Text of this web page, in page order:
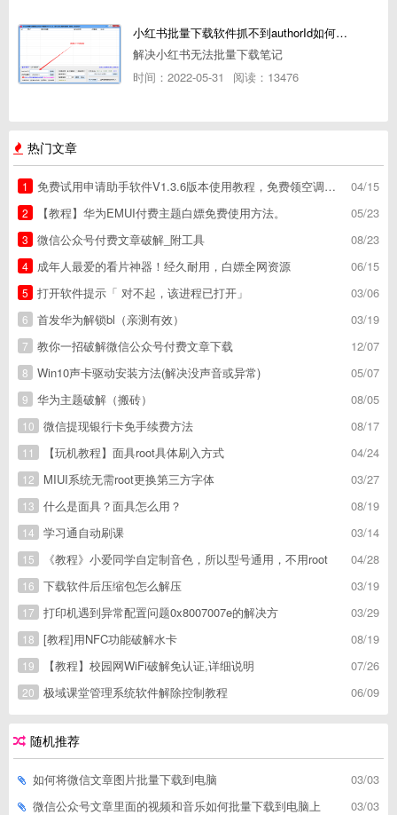
小红书批量下载软件抓不到authorId如何解决
解决小红书无法批量下载笔记
时间：2022-05-31
阅读：13476
热门文章
04/15
1
免费试用申请助手软件V1.3.6版本使用教程，免费领空调冰箱，附下载地址
05/23
2
【教程】华为EMUI付费主题白嫖免费使用方法。
08/23
3
微信公众号付费文章破解_附工具
06/15
4
成年人最爱的看片神器！经久耐用，白嫖全网资源
03/06
5
打开软件提示「 对不起，该进程已打开」
03/19
6
首发华为解锁bl（亲测有效）
12/07
7
教你一招破解微信公众号付费文章下载
05/07
8
Win10声卡驱动安装方法(解决没声音或异常)
08/05
9
华为主题破解（搬砖）
08/17
10
微信提现银行卡免手续费方法
04/24
11
【玩机教程】面具root具体刷入方式
03/27
12
MIUI系统无需root更换第三方字体
08/19
13
什么是面具？面具怎么用？
03/14
14
学习通自动刷课
04/28
15
《教程》小爱同学自定制音色，所以型号通用，不用root
03/19
16
下载软件后压缩包怎么解压
03/29
17
打印机遇到异常配置问题0x8007007e的解决方
08/19
18
[教程]用NFC功能破解水卡
07/26
19
【教程】校园网WiFi破解免认证,详细说明
06/09
20 极域课堂管理系统软件解除控制教程
随机推荐
03/03
如何将微信文章图片批量下载到电脑
03/03
微信公众号文章里面的视频和音乐如何批量下载到电脑上